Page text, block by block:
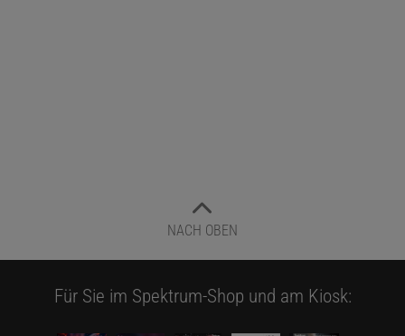
NACH OBEN
Für Sie im Spektrum-Shop und am Kiosk: